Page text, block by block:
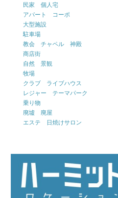
民家 個人宅
アパート コーポ
大型施設
駐車場
教会 チャペル 神殿
商店街
自然 景観
牧場
クラブ ライブハウス
レジャー テーマパーク
乗り物
廃墟 廃屋
エステ 日焼けサロン